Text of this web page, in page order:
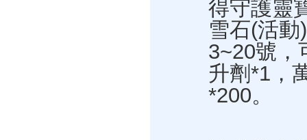
得守護靈
雪石(活
3~20號，
升劑*1，
*200。